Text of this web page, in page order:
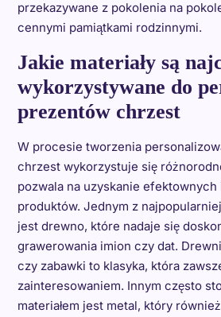
przekazywane z pokolenia na
cennymi pamiątkami rodzinnymi.
Jakie materiały są
wykorzystywane do
prezentów chrzest
W procesie tworzenia
chrzest wykorzystuje się
pozwala na uzyskanie efektownych
produktów. Jednym z
jest drewno, które nadaje się
grawerowania imion czy dat.
czy zabawki to klasyka, która
zainteresowaniem. Innym często
materiałem jest metal, który